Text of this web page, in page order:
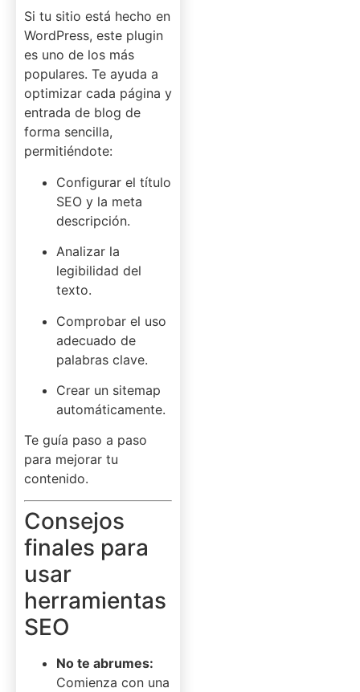
Si tu sitio está hecho en
WordPress, este plugin
es uno de los más
populares. Te ayuda a
optimizar cada página y
entrada de blog de
forma sencilla,
permitiéndote:
Configurar el título
SEO y la meta
descripción.
Analizar la
legibilidad del
texto.
Comprobar el uso
adecuado de
palabras clave.
Crear un sitemap
automáticamente.
Te guía paso a paso
para mejorar tu
contenido.
Consejos
finales para
usar
herramientas
SEO
No te abrumes:
Comienza con una